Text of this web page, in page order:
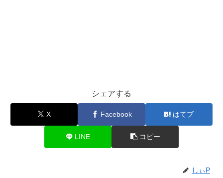
シェアする
X Facebook はてブ
LINE コピー
しぃP